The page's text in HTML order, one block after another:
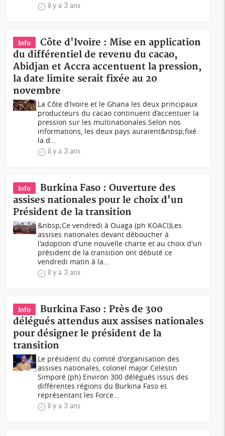
il y a 3 ans
Info
Côte d'Ivoire : Mise en application
du différentiel de revenu du cacao,
Abidjan et Accra accentuent la pression,
la date limite serait fixée au 20
novembre
La Côte d’Ivoire et le Ghana les deux principaux
producteurs du cacao continuent d’accentuer la
pression sur les multinationales.Selon nos
informations, les deux pays auraient&nbsp;fixé
la d...
il y a 3 ans
Info
Burkina Faso : Ouverture des
assises nationales pour le choix d'un
Président de la transition
&nbsp;Ce vendredi à Ouaga (ph KOACI) Les
assises nationales devant déboucher à
l'adoption d'une nouvelle charte et au choix d'un
président de la transition ont débuté ce
vendredi matin à la...
il y a 3 ans
Info
Burkina Faso : Près de 300
délégués attendus aux assises nationales
pour désigner le président de la
transition
Le président du comité d'organisation des
assises nationales, colonel major Celestin
Simporé (ph) Environ 300 délégués issus des
différentes régions du Burkina Faso et
représentant les Force...
il y a 3 ans